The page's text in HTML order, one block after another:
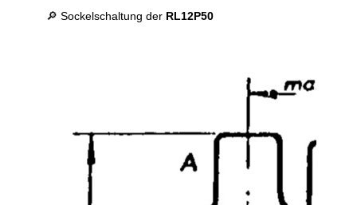
🔎 Sockelschaltung der RL12P50